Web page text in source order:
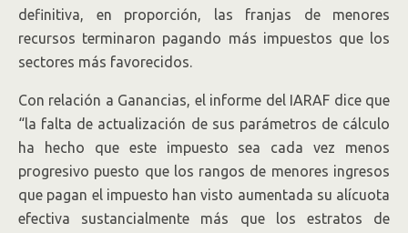
definitiva, en proporción, las franjas de menores
recursos terminaron pagando más impuestos que los
sectores más favorecidos.
Con relación a Ganancias, el informe del IARAF dice que
“la falta de actualización de sus parámetros de cálculo
ha hecho que este impuesto sea cada vez menos
progresivo puesto que los rangos de menores ingresos
que pagan el impuesto han visto aumentada su alícuota
efectiva sustancialmente más que los estratos de